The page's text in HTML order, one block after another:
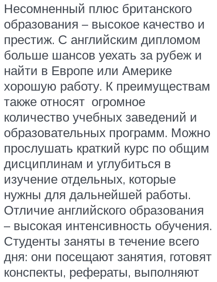
Несомненный плюс британского
образования – высокое качество и
престиж. С английским дипломом
больше шансов уехать за рубеж и
найти в Европе или Америке
хорошую работу. К преимуществам
также относят огромное
количество учебных заведений и
образовательных программ. Можно
прослушать краткий курс по общим
дисциплинам и углубиться в
изучение отдельных, которые
нужны для дальнейшей работы.
Отличие английского образования
– высокая интенсивность обучения.
Студенты заняты в течение всего
дня: они посещают занятия, готовят
конспекты, рефераты, выполняют